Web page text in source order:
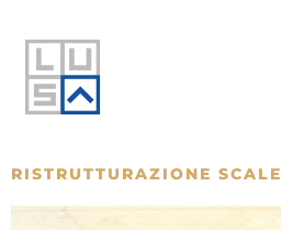
RISTRUTTURAZIONE SCALE